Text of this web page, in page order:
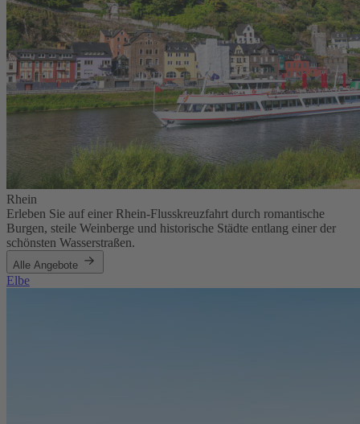
Rhein
Erleben Sie auf einer Rhein-Flusskreuzfahrt durch romantische
Burgen, steile Weinberge und historische Städte entlang einer der
schönsten Wasserstraßen.
Alle Angebote
Elbe